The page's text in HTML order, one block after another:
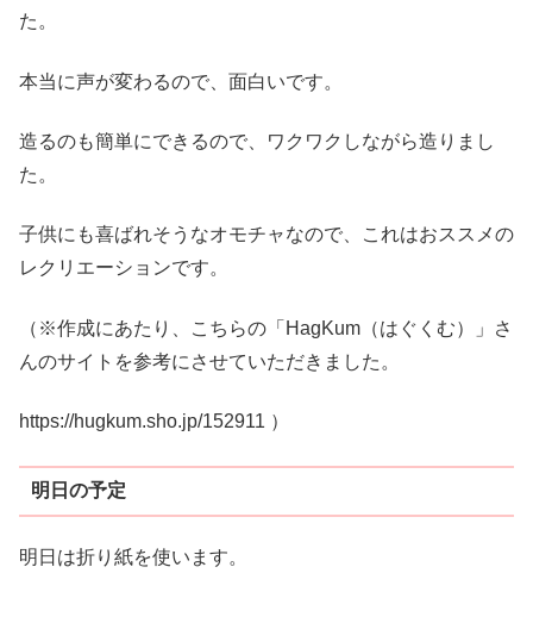
た。
本当に声が変わるので、面白いです。
造るのも簡単にできるので、ワクワクしながら造りまし
た。
子供にも喜ばれそうなオモチャなので、これはおススメの
レクリエーションです。
（※作成にあたり、こちらの「HagKum（はぐくむ）」さ
んのサイトを参考にさせていただきました。
https://hugkum.sho.jp/152911 ）
明日の予定
明日は折り紙を使います。